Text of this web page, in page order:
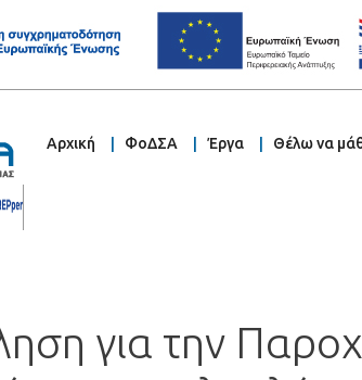
Αρχική ΦοΔΣΑ Έργα Θέλω να
για την